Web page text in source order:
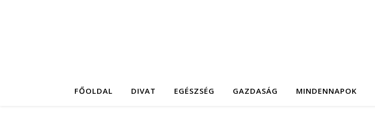
FŐOLDAL DIVAT EGÉSZSÉG GAZDASÁG MINDENNAPOK